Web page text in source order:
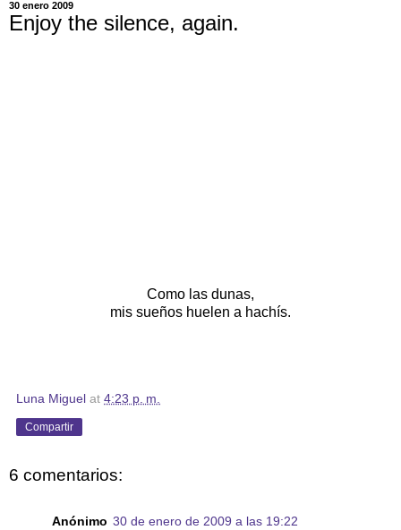
30 enero 2009
Enjoy the silence, again.
Como las dunas,
mis sueños huelen a hachís.
Luna Miguel at 4:23 p. m.
Compartir
6 comentarios:
Anónimo 30 de enero de 2009 a las 19:22